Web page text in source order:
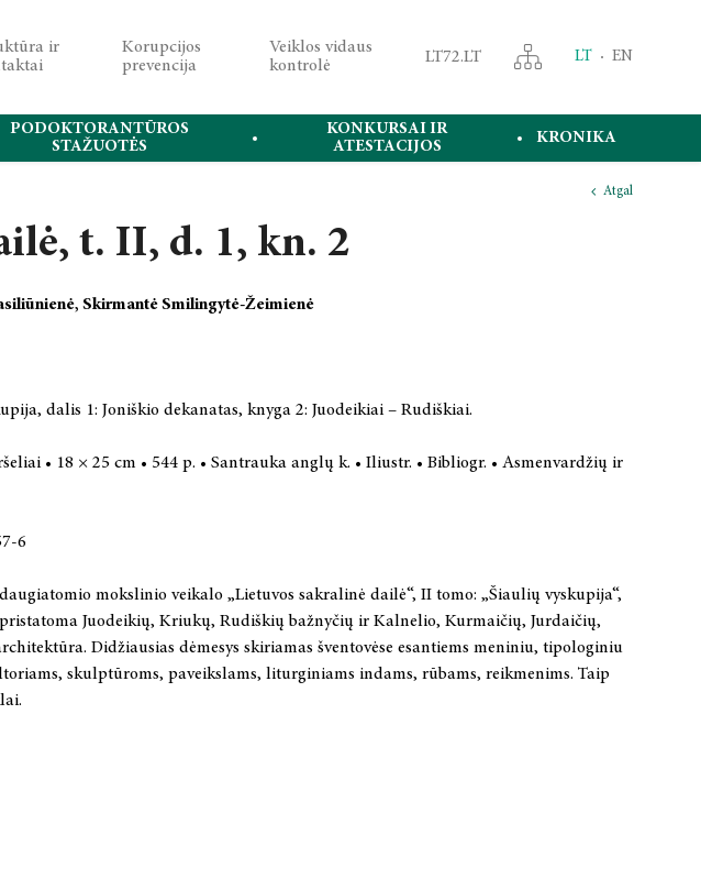
ir
Korupcijos
prevencija
Veiklos vidaus
kontrolė
LT72.LT LT EN
PODOKTORANTŪROS
STAŽUOTĖS
KONKURSAI IR
ATESTACIJOS
KRONIKA
Atgal
t. II, d. 1, kn. 2
Skirmantė Smilingytė-Žeimienė
dalis 1: Joniškio dekanatas, knyga 2: Juodeikiai – Rudiškiai.
• 18 × 25 cm • 544 p. • Santrauka anglų k. • Iliustr. • Bibliogr. • Asmenvardžių ir
6
mokslinio veikalo „Lietuvos sakralinė dailė“, II tomo: „Šiaulių vyskupija“,
pristatoma Juodeikių, Kriukų, Rudiškių bažnyčių ir Kalnelio, Kurmaičių, Jurdaičių,
Didžiausias dėmesys skiriamas šventovėse esantiems meniniu, tipologiniu
skulptūroms, paveikslams, liturginiams indams, rūbams, reikmenims. Taip